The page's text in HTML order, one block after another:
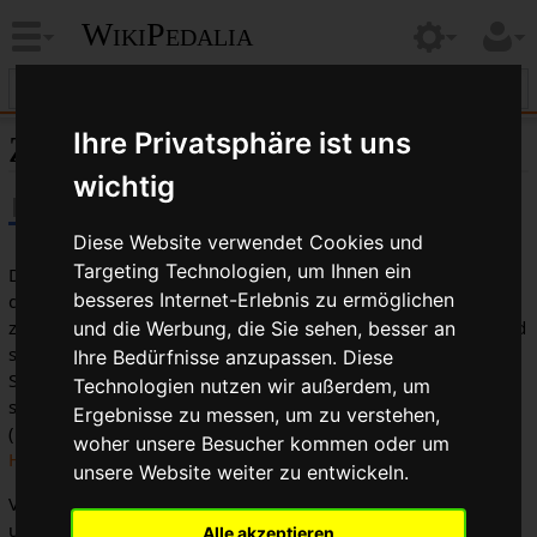
Ihre Privatsphäre ist uns
wichtig
Diese Website verwendet Cookies und
Targeting Technologien, um Ihnen ein
besseres Internet-Erlebnis zu ermöglichen
und die Werbung, die Sie sehen, besser an
Ihre Bedürfnisse anzupassen. Diese
Technologien nutzen wir außerdem, um
Ergebnisse zu messen, um zu verstehen,
woher unsere Besucher kommen oder um
unsere Website weiter zu entwickeln.
WikiPedalia
Zuggestängebremse
Die Zuggestängebremseist eine handbedienbare Bremse,
die mehrere solide Stangen hat, um den Weg vomLenker
zur Bremseinheit zu überbrücken. Zuggestängebremsen sind
schwerer zu bedienen als die Bremsen mitBowdenzügen
Sie sind jedoch vor allem bei Fahrrädern zuverlässiger, die
stark vernachlässigt werden oder Vandalismus unterliegen
( Bahnhofsrad ). Häufig findet man sie bei Roadstern
Hollandrädern
Vor allem bei Hollandrädern wird das Zuggestänge benutzt,
um eine
Trommelbremseanzusteuern.